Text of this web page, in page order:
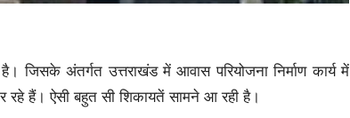
जिसके अंतर्गत उत्तराखंड में आवास परियोजना निर्माण कार्य में
रहे हैं। ऐसी बहुत सी शिकायतें सामने आ रही है।